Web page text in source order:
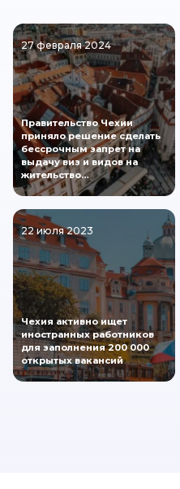
27 февраля 2024
Правительство Чехии
приняло решение сделать
бессрочным запрет на
выдачу виз и видов на
жительство…
22 июля 2023
Чехия активно ищет
иностранных работников
для заполнения 200 000
открытых вакансий